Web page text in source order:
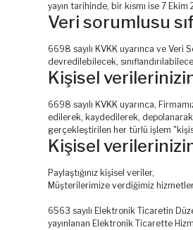
yayın tarihinde, bir kısmı ise 7
Veri sorumlusu
6698 sayılı KVKK uyarınca ve
devredilebilecek,
Kişisel
6698 sayılı KVKK uyarınca,
edilerek, kaydedilerek,
gerçekleştirilen her türlü işlem
Kişisel
Paylaştığınız kişisel veriler,
Müşterilerimize verdiğimiz
6563 sayılı Elektronik Ticaretin
yayınlanan Elektronik Ticarette